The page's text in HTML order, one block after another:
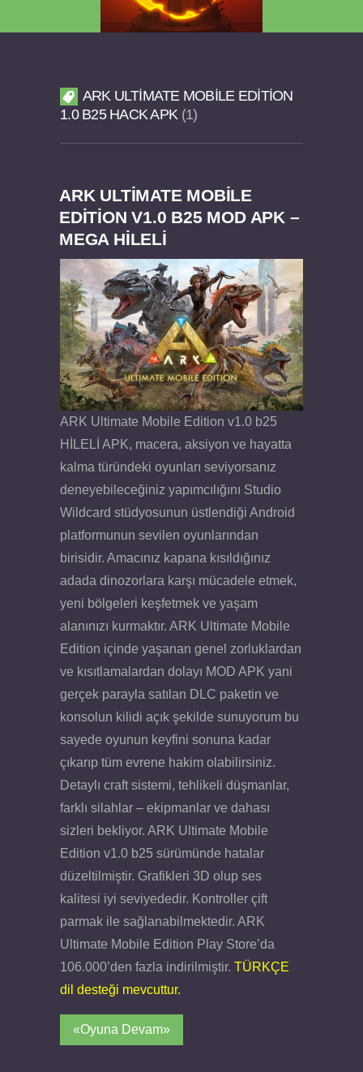
Dream Road Multiplayer v1.4.2 PARA HİLELİ
APK
Felix the Reaper v1.25 FULL APK
ARK ULTIMATE MOBILE EDITION
1.0 B25 HACK APK 1
ARK ULTIMATE MOBILE
EDITION V1.0 B25 MOD APK –
MEGA HİLELİ
ARK Ultimate Mobile Edition v1.0 b25
HİLELİ APK, macera, aksiyon ve hayatta
kalma türündeki oyunları seviyorsanız
deneyebileceğiniz yapımcılığını Studio
Wildcard stüdyosunun üstlendiği Android
platformunun sevilen oyunlarından
birisidir. Amacınız kapana kısıldığınız
adada dinozorlara karşı mücadele etmek,
yeni bölgeleri keşfetmek ve yaşam
alanınızı kurmaktır. ARK Ultimate Mobile
Edition içinde yaşanan genel zorluklardan
ve kısıtlamalardan dolayı MOD APK yani
gerçek parayla satılan DLC paketin ve
konsolun kilidi açık şekilde sunuyorum bu
sayede oyunun keyfini sonuna kadar
çıkarıp tüm evrene hakim olabilirsiniz.
Detaylı craft sistemi, tehlikeli düşmanlar,
farklı silahlar – ekipmanlar ve dahası
sizleri bekliyor. ARK Ultimate Mobile
Edition v1.0 b25 sürümünde hatalar
düzeltilmiştir. Grafikleri 3D olup ses
kalitesi iyi seviyededir. Kontroller çift
parmak ile sağlanabilmektedir. ARK
Ultimate Mobile Edition Play Store’da
106.000’den fazla indirilmiştir. TÜRKÇE
dil desteği mevcuttur.
«Oyuna Devam»